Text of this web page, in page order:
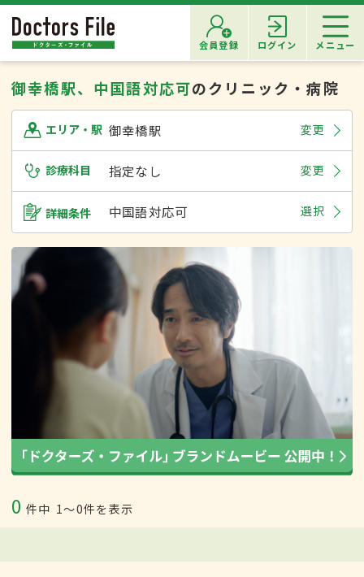
会員登録 ログイン メニュー
御幸橋駅、中国語対応可のクリニック・病院
エリア・駅 御幸橋駅 変更
診療科目 指定なし 変更
詳細条件 中国語対応可 選択
0 件中 1〜0件を表示